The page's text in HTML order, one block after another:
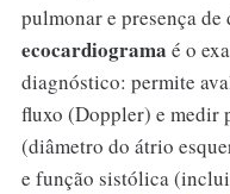
pulmonar e presença
ecocardiograma é o
diagnóstico: permite
fluxo (Doppler) e medir
(diâmetro do átrio
e função sistólica